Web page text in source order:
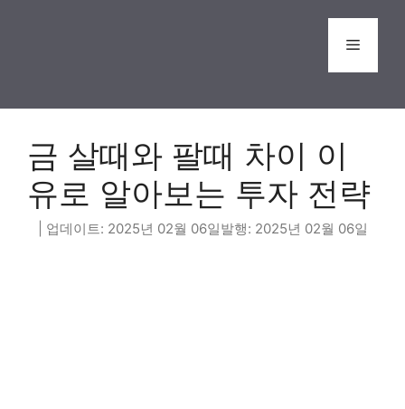
Menu
금 살때와 팔때 차이 이
유로 알아보는 투자 전략
2025년 02월 06일 2025년 02월 06일